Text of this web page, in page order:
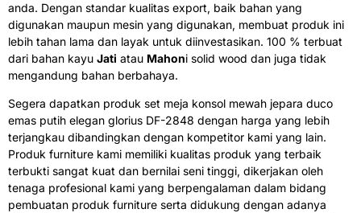
anda. Dengan standar kualitas export, baik bahan yang
digunakan maupun mesin yang digunakan, membuat produk ini
lebih tahan lama dan layak untuk diinvestasikan. 100 % terbuat
dari bahan kayu Jati atau Mahoni solid wood dan juga tidak
mengandung bahan berbahaya.
Segera dapatkan produk set meja konsol mewah jepara duco
emas putih elegan glorius DF-2848 dengan harga yang lebih
terjangkau dibandingkan dengan kompetitor kami yang lain.
Produk furniture kami memiliki kualitas produk yang terbaik
terbukti sangat kuat dan bernilai seni tinggi, dikerjakan oleh
tenaga profesional kami yang berpengalaman dalam bidang
pembuatan produk furniture serta didukung dengan adanya